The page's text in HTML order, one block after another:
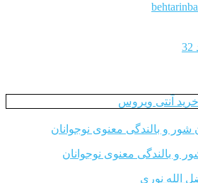
خرید آنتی ویروس
و بالندگی معنوی نوجوانان